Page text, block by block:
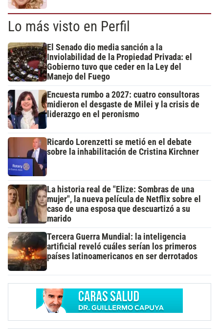
Lo más visto en Perfil
El Senado dio media sanción a la
Inviolabilidad de la Propiedad Privada: el
Gobierno tuvo que ceder en la Ley del
Manejo del Fuego
Encuesta rumbo a 2027: cuatro consultoras
midieron el desgaste de Milei y la crisis de
liderazgo en el peronismo
Ricardo Lorenzetti se metió en el debate
sobre la inhabilitación de Cristina Kirchner
La historia real de "Elize: Sombras de una
mujer", la nueva película de Netflix sobre el
caso de una esposa que descuartizó a su
marido
Tercera Guerra Mundial: la inteligencia
artificial reveló cuáles serían los primeros
países latinoamericanos en ser derrotados